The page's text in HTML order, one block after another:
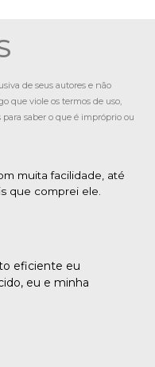
de seus autores e não
que viole os termos de uso,
saber o que é impróprio ou
muita facilidade, até
que comprei ele.
eficiente eu
eu e minha